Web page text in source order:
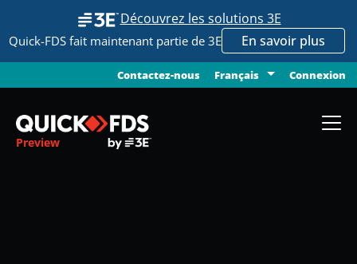
Découvrez les solutions 3E
Quick-FDS fait maintenant partie de 3E En savoir plus
Contactez-nous Français Connexion
Preview